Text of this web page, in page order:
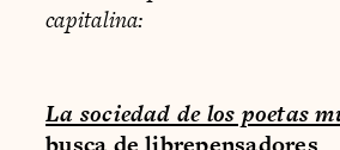
capitalina:
La sociedad de los poetas